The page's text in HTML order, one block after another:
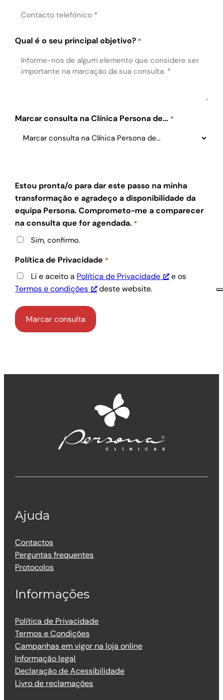
Qual é o seu principal objetivo? *
Marcar consulta na Clínica Persona de… *
Estou pronta/o para dar este passo na minha
transformação e agradeço a disponibilidade da
equipa Persona. Comprometo-me a comparecer
na consulta que for agendada. *
Sim, confirmo.
Política de Privacidade *
Li e aceito a Política de Privacidade
e os
Termos e condições
deste website.
Ajuda
Contactos
Perguntas frequentes
Protocolos
Informações
Política de Privacidade
Termos e Condições
Campanhas em vigor na loja online
Informação legal
Declaração de Acessibilidade
Livro de reclamações